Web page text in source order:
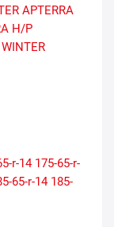
APTERRA
H/P
r-14 175-65-r-
65-r-14 185-